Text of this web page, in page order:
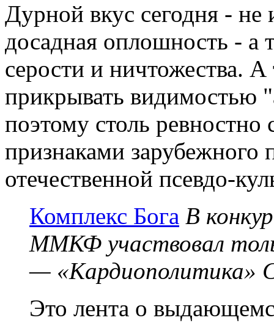
Дурной вкус сегодня - не
досадная оплошность - а
серости и ничтожества. А
прикрывать видимостью
поэтому столь
признаками зарубежного
отечественной псевдо-
Комплекс Бога В
ММКФ участвовал
— «Кардиополитика»
Это лента о